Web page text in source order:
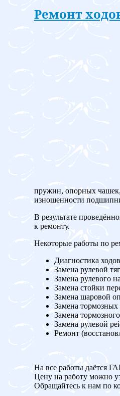
Ремонт
пружин, опорных чашек,
изношенности
В результате
к ремонту.
Некоторые работы по
Диагностика
Замена рулевой
Замена рулевого
Замена стойки
Замена шаровой
Замена
Замена
Замена рулевой
Ремонт
На все работы даётся
Цену на работу можно
Обращайтесь к нам по